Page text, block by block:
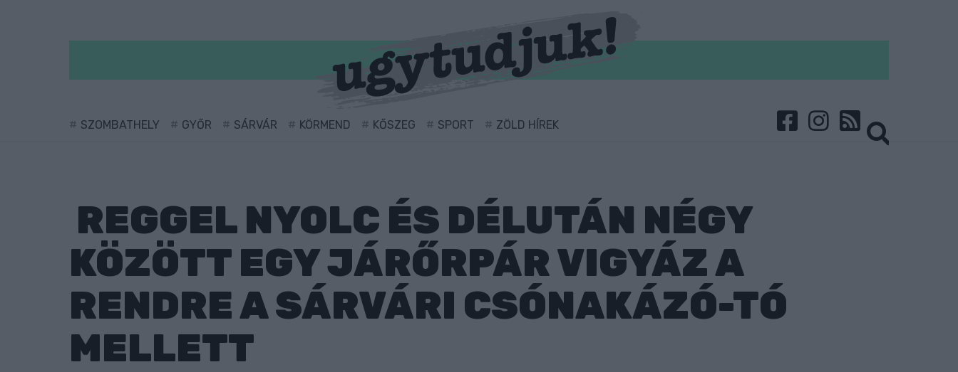
SZOMBATHELY GYŐR SÁRVÁR KÖRMEND KŐSZEG SPORT ZÖLD HÍREK
REGGEL NYOLC ÉS DÉLUTÁN NÉGY
KÖZÖTT EGY JÁRŐRPÁR VIGYÁZ A
RENDRE A SÁRVÁRI CSÓNAKÁZÓ-TÓ
MELLETT